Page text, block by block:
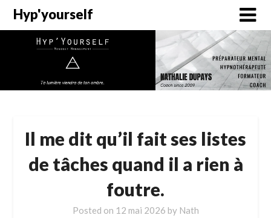
Hyp'yourself
Il me dit qu’il fait ses listes
de tâches quand il a rien à
foutre.
Posted on 12 mai 2026 by Nath